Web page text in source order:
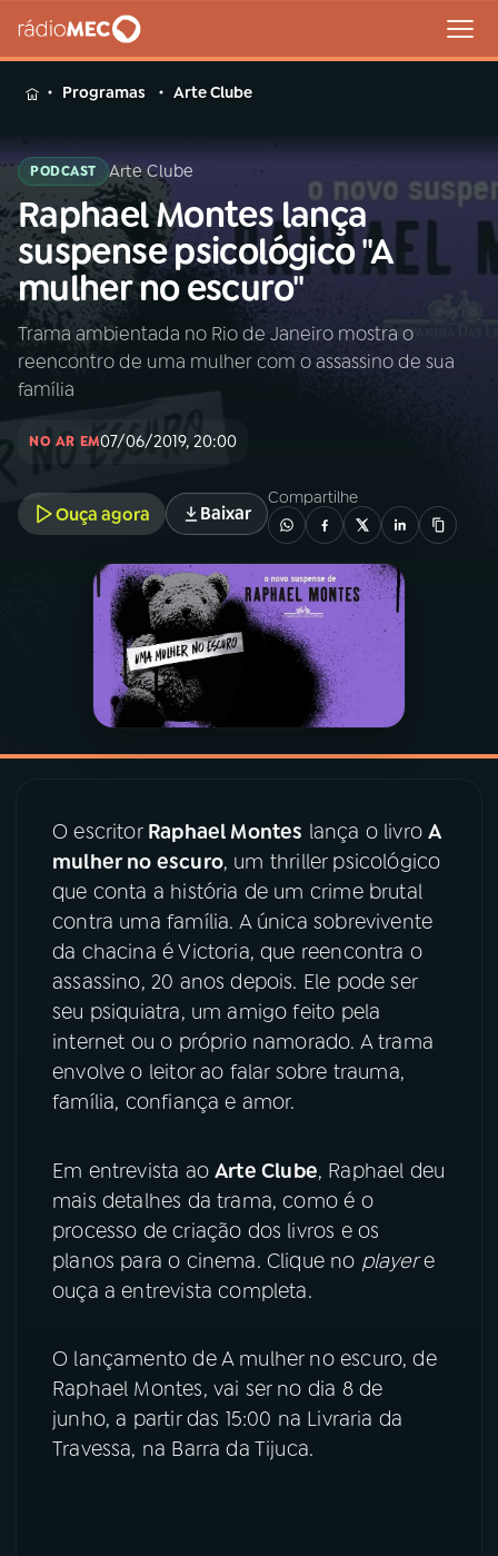
MENU
Buscar
na
Rádio
MEC
Buscar
Início AO VIVO
PROGRAMAS
PODCASTS
07 ÚLTIMAS
08PRÊMIO RÁDIO MEC
ACOMPANHE A RÁDIO MEC
YouTube Facebook
Instagram X
Programas Arte Clube
PODCAST Arte Clube
Raphael Montes lança
suspense psicológico "A
mulher no escuro"
Trama ambientada no Rio de Janeiro mostra o
reencontro de uma mulher com o assassino de sua
família
NO AR EM07/06/2019, 20:00
Ouça agora Baixar
Compartilhe
O escritor Raphael Montes lança o livroA
mulher no escuro, um thriller psicológico
que conta a história de um crime brutal
contra uma família. A única sobrevivente
da chacina é Victoria, que reencontra o
assassino, 20 anos depois. Ele pode ser
seu psiquiatra, um amigo feito pela
internet ou o próprio namorado. A trama
envolve o leitor ao falar sobre trauma,
família, confiança e amor.
Em entrevista aoArte Clube, Raphael deu
mais detalhes da trama, como é o
processo de criação dos livros e os
planos para o cinema. Clique no playere
ouça a entrevista completa.
O lançamento de A mulher no escuro, de
Raphael Montes, vai ser no dia 8 de
junho, a partir das 15:00 na Livraria da
Travessa, na Barra da Tijuca.